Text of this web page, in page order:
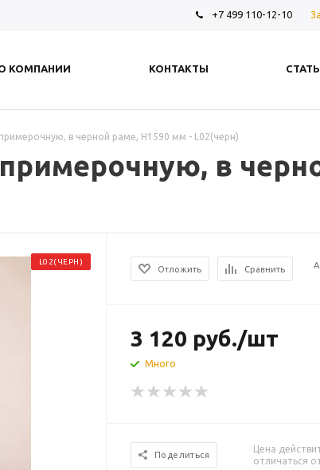
+7 499 110-12-10
КОМПАНИИ КОНТАКТЫ
в черной раме, H1590 мм - L02(черн)
в
L02(ЧЕРН)
Отложить Сравнить
3 120 руб./шт
Много
Поделиться
Цена
отличаться